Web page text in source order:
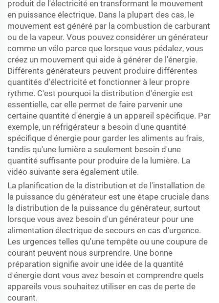
produit de l'électricité en transformant le mouvement
en puissance électrique. Dans la plupart des cas, le
mouvement est généré par la combustion de carburant
ou de la vapeur. Vous pouvez considérer un générateur
comme un vélo parce que lorsque vous pédalez, vous
créez un mouvement qui aide à générer de l'énergie.
Différents générateurs peuvent produire différentes
quantités d'électricité et fonctionner à leur propre
rythme. C'est pourquoi la distribution d'énergie est
essentielle, car elle permet de faire parvenir une
certaine quantité d'énergie à un appareil spécifique. Par
exemple, un réfrigérateur a besoin d'une quantité
spécifique d'énergie pour garder les aliments au frais,
tandis qu'une lumière a seulement besoin d'une
quantité suffisante pour produire de la lumière. La
vidéo suivante sera également utile.
La planification de la distribution et de l'installation de
la puissance du générateur est une étape cruciale dans
la distribution de la puissance du générateur, surtout
lorsque vous avez besoin d'un générateur pour une
alimentation électrique de secours en cas d'urgence.
Les urgences telles qu'une tempête ou une coupure de
courant peuvent nous surprendre. Une bonne
préparation signifie avoir une idée de la quantité
d'énergie dont vous avez besoin et comprendre quels
appareils vous souhaitez utiliser en cas de perte de
courant.